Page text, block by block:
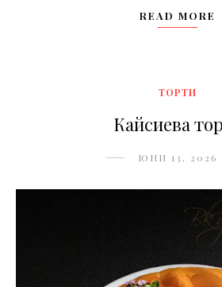
READ MORE
ТОРТИ
Кайсиева
ЮНИ 13, 2026